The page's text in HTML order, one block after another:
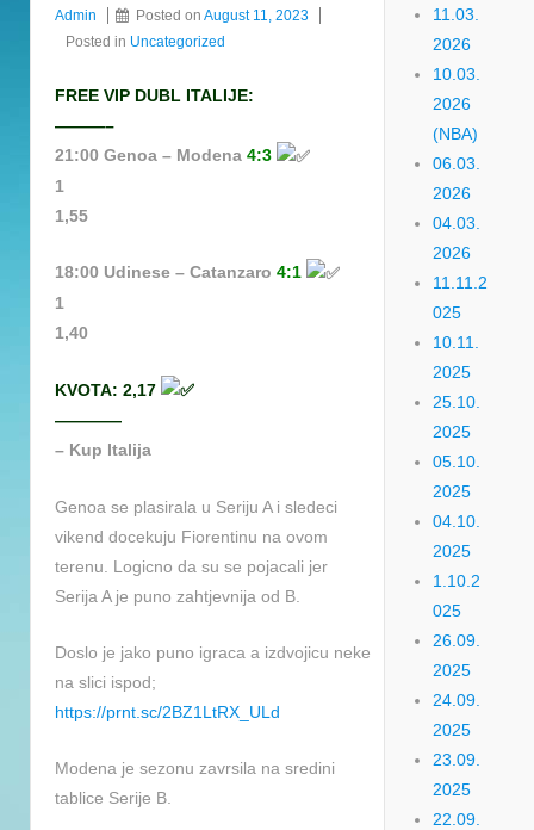
Admin Posted on August 11, 2023
Posted in Uncategorized
FREE VIP DUBL ITALIJE:
———–
21:00 Genoa – Modena 4:3
1
1,55
18:00 Udinese – Catanzaro 4:1
1
1,40
KVOTA: 2,17
————
– Kup Italija
Genoa se plasirala u Seriju A i sledeci
vikend docekuju Fiorentinu na ovom
terenu. Logicno da su se pojacali jer
Serija A je puno zahtjevnija od B.
Doslo je jako puno igraca a izdvojicu neke
na slici ispod;
https://prnt.sc/2BZ1LtRX_ULd
Modena je sezonu zavrsila na sredini
tablice Serije B.
11.03.
2026
10.03.
2026
(NBA)
06.03.
2026
04.03.
2026
11.11.2
025
10.11.
2025
25.10.
2025
05.10.
2025
04.10.
2025
1.10.2
025
26.09.
2025
24.09.
2025
23.09.
2025
22.09.